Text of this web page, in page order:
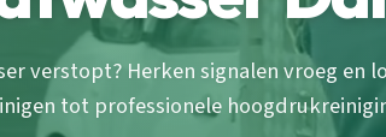
verstopt? Herken signalen vroeg en
tot professionele